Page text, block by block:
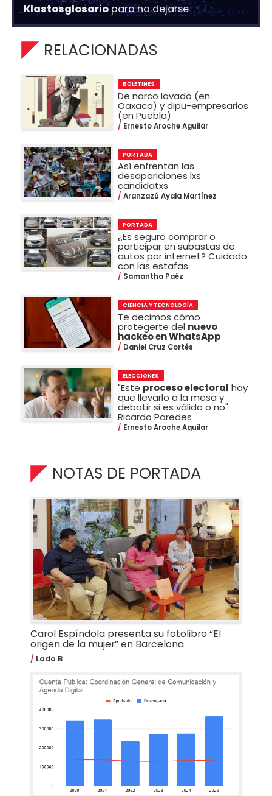
Klastosglosariopara no dejarse
RELACIONADAS
BOLETINES
De narco lavado (en
Oaxaca) y dipu-empresarios
(en Puebla)
Ernesto Aroche Aguilar
PORTADA
Así enfrentan las
desapariciones lxs
candidatxs
Aranzazú Ayala Martínez
PORTADA
¿Es seguro comprar o
participar en subastas de
autos por internet? Cuidado
con las estafas
Samantha Paéz
CIENCIA Y TECNOLOGÍA
Te decimos cómo
protegerte del nuevo
hackeo en WhatsApp
Daniel Cruz Cortés
ELECCIONES
"Este proceso electoral hay
que llevarlo a la mesa y
debatir si es válido o no":
Ricardo Paredes
Ernesto Aroche Aguilar
NOTAS DE PORTADA
Carol Espíndola presenta su fotolibro “El
origen de la mujer” en Barcelona
Lado B